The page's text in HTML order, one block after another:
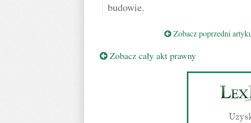
budowie.
Zobacz poprzedni
Zobacz cały akt prawny